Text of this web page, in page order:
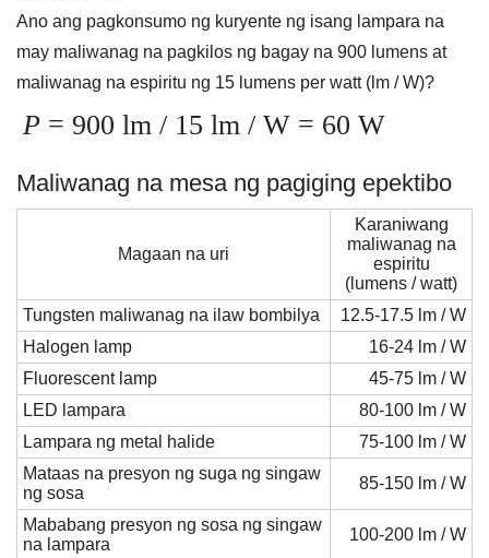
Ano ang pagkonsumo ng kuryente ng isang lampara na
may maliwanag na pagkilos ng bagay na 900 lumens at
maliwanag na espiritu ng 15 lumens per watt (lm / W)?
P = 900 lm / 15 lm / W = 60 W
Maliwanag na mesa ng pagiging epektibo
Magaan na uri
Karaniwang
maliwanag na
espiritu
(lumens / watt)
Tungsten maliwanag na ilaw bombilya
12.5-17.5 lm / W
Halogen lamp
16-24 lm / W
Fluorescent lamp
45-75 lm / W
LED lampara
80-100 lm / W
Lampara ng metal halide
75-100 lm / W
Mataas na presyon ng suga ng singaw
ng sosa
85-150 lm / W
Mababang presyon ng sosa ng singaw
na lampara
100-200 lm / W